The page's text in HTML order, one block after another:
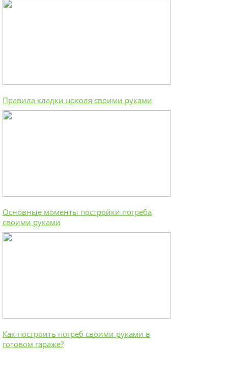
Правила кладки цоколя своими руками
Основные моменты постройки погреба
своими руками
Как построить погреб своими руками в
готовом гараже?